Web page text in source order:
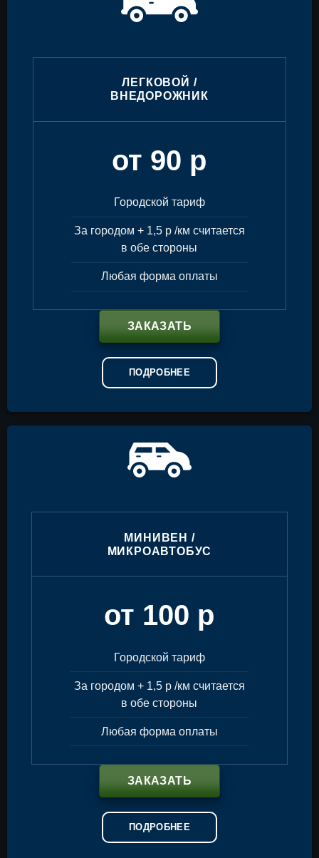
ЛЕГКОВОЙ /
ВНЕДОРОЖНИК
от 90 р
Городской тариф
За городом + 1,5 р /км считается
в обе стороны
Любая форма оплаты
ЗАКАЗАТЬ
ПОДРОБНЕЕ
МИНИВЕН /
МИКРОАВТОБУС
от 100 р
Городской тариф
За городом + 1,5 р /км считается
в обе стороны
Любая форма оплаты
ЗАКАЗАТЬ
ПОДРОБНЕЕ